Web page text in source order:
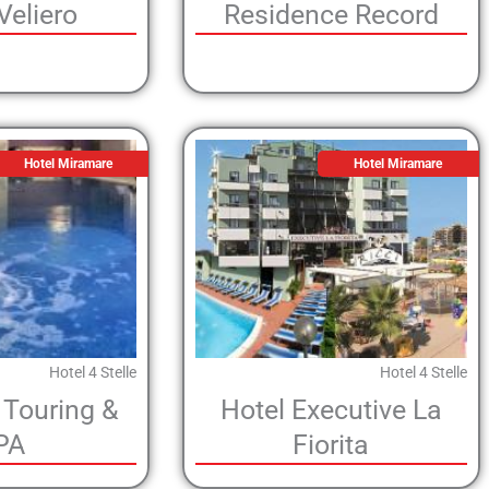
Residence Record
Hotel Miramare
Hotel 4 Stelle
&
Hotel Miramare
Hotel 4 Stelle
Hotel Executive La
Fiorita